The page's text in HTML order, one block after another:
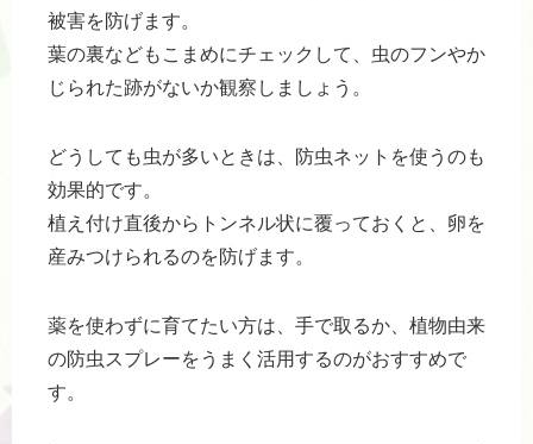
被害を防げます。
葉の裏などもこまめにチェックして、虫のフンやか
じられた跡がないか観察しましょう。
どうしても虫が多いときは、防虫ネットを使うのも
効果的です。
植え付け直後からトンネル状に覆っておくと、卵を
産みつけられるのを防げます。
薬を使わずに育てたい方は、手で取るか、植物由来
の防虫スプレーをうまく活用するのがおすすめで
す。